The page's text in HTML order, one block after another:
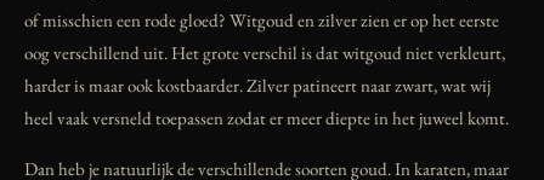
of misschien een rode gloed? Witgoud en zilver zien er op het eerste
oog verschillend uit. Het grote verschil is dat witgoud niet verkleurt,
harder is maar ook kostbaarder. Zilver patineert naar zwart, wat wij
heel vaak versneld toepassen zodat er meer diepte in het juweel komt.
Dan heb je natuurlijk de verschillende soorten goud. In karaten, maar